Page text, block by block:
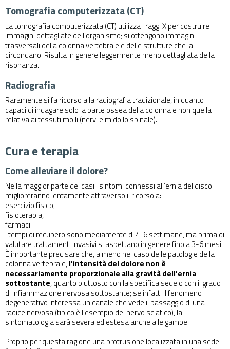
Tomografia computerizzata (CT)
Latomografia computerizzata(CT) utilizza i raggi X per costruire
immagini dettagliate dell’organismo; si ottengono immagini
trasversali della colonna vertebrale e delle strutture che la
circondano. Risulta in genere leggermente meno dettagliata della
risonanza.
Radiografia
Raramente si fa ricorso allaradiografiatradizionale, in quanto
capaci di indagare solo la parte ossea della colonna e non quella
relativa ai tessuti molli (nervi e midollo spinale).
Cura e terapia
Come alleviare il dolore?
Nella maggior parte dei casi i sintomi connessi all’ernia del disco
miglioreranno lentamente attraverso il ricorso a:
esercizio fisico,
fisioterapia,
farmaci.
I tempi di recupero sono mediamente di 4-6 settimane, ma prima di
valutare trattamenti invasivi si aspettano in genere fino a 3-6 mesi.
È importante precisare che, almeno nel caso delle patologie della
colonna vertebrale, l’intensità del dolore non è
necessariamente proporzionale alla gravità dell’ernia
sottostante, quanto piuttosto con la specifica sede o con il grado
di infiammazione nervosa sottostante; se infatti il fenomeno
degenerativo interessa un canale che vede il passaggio di una
radice nervosa (tipico è l’esempio del nervo sciatico), la
sintomatologia sarà severa ed estesa anche alle gambe.
Proprio per questa ragione una protrusione localizzata in una sede